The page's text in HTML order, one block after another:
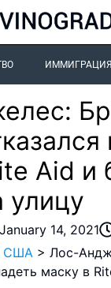
ИММИГРАЦИЯ
Aid и
улицу
January 14, 2021
США > Лос-
маску в